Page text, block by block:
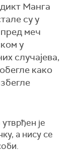
Манга
су у
меч
у
случајева,
како
је
а нису се